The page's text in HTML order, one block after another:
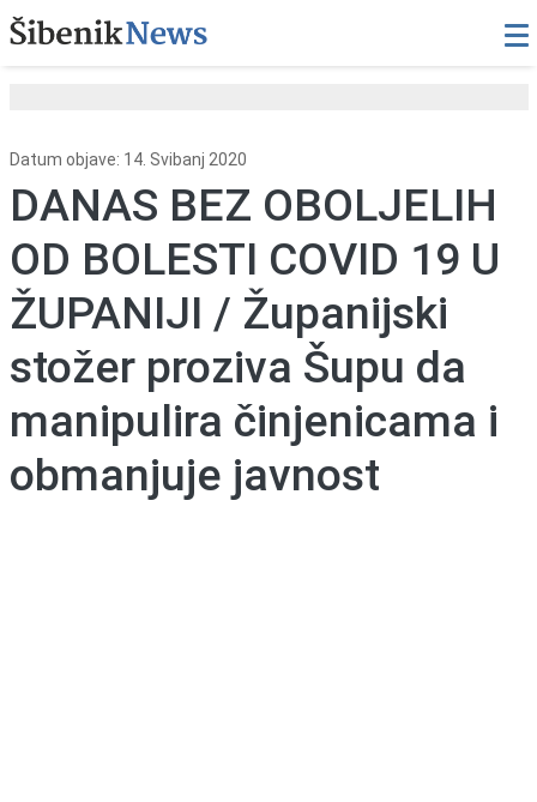
Datum objave: 14. Svibanj 2020
DANAS BEZ OBOLJELIH
OD BOLESTI COVID 19 U
ŽUPANIJI / Županijski
stožer proziva Šupu da
manipulira činjenicama i
obmanjuje javnost